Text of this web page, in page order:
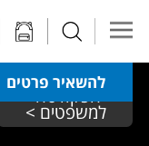
להשאיר פרטים
הפקולטה
למשפטים >